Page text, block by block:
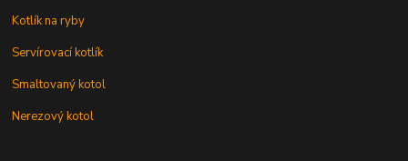
Kotlík na ryby
Servírovací kotlík
Smaltovaný kotol
Nerezový kotol